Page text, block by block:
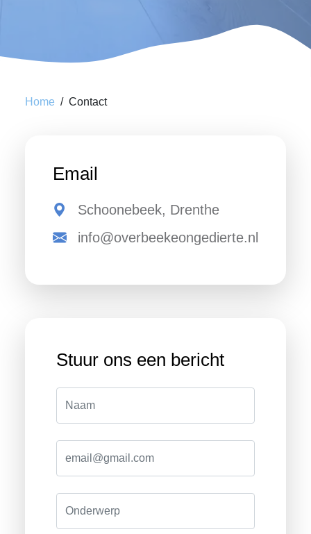
Home Contact
Email
Schoonebeek, Drenthe
info@overbeekeongedierte.nl
Stuur ons een bericht